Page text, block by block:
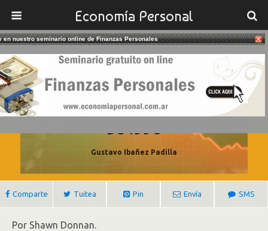
Economía Personal
18/03/2021
La Clase Media Mundial Se Redujo
Por Primera Vez Desde La Década
De 1990
Gustavo Ibañez Padilla
Comparte Tuitea Pin Envía SMS
Por Shawn Donnan.
en nuestro seminario online de Finanzas Personales